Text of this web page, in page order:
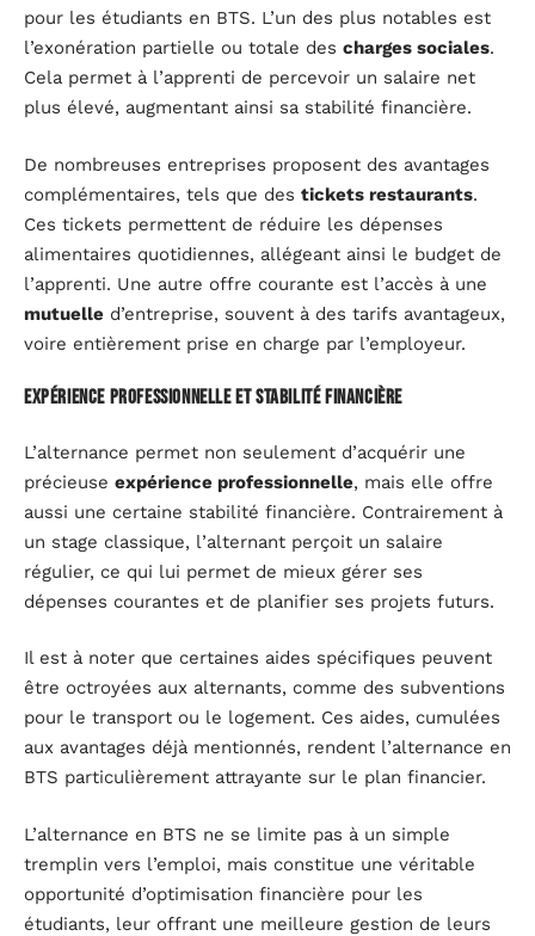
pour les étudiants en BTS. L’un des plus notables est
l’exonération partielle ou totale des charges sociales.
Cela permet à l’apprenti de percevoir un salaire net
plus élevé, augmentant ainsi sa stabilité financière.
De nombreuses entreprises proposent des avantages
complémentaires, tels que des tickets restaurants.
Ces tickets permettent de réduire les dépenses
alimentaires quotidiennes, allégeant ainsi le budget de
l’apprenti. Une autre offre courante est l’accès à une
mutuelle d’entreprise, souvent à des tarifs avantageux,
voire entièrement prise en charge par l’employeur.
Expérience professionnelle et stabilité financière
L’alternance permet non seulement d’acquérir une
précieuse expérience professionnelle, mais elle offre
aussi une certaine stabilité financière. Contrairement à
un stage classique, l’alternant perçoit un salaire
régulier, ce qui lui permet de mieux gérer ses
dépenses courantes et de planifier ses projets futurs.
Il est à noter que certaines aides spécifiques peuvent
être octroyées aux alternants, comme des subventions
pour le transport ou le logement. Ces aides, cumulées
aux avantages déjà mentionnés, rendent l’alternance en
BTS particulièrement attrayante sur le plan financier.
L’alternance en BTS ne se limite pas à un simple
tremplin vers l’emploi, mais constitue une véritable
opportunité d’optimisation financière pour les
étudiants, leur offrant une meilleure gestion de leurs